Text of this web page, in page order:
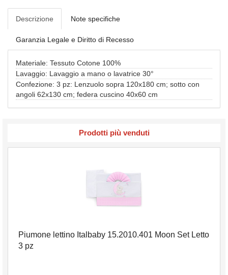
Descrizione Note specifiche
Garanzia Legale e Diritto di Recesso
Materiale: Tessuto Cotone 100%
Lavaggio: Lavaggio a mano o lavatrice 30°
Confezione: 3 pz: Lenzuolo sopra 120x180 cm; sotto con
angoli 62x130 cm; federa cuscino 40x60 cm
Prodotti più venduti
Piumone lettino Italbaby 15.2010.401 Moon Set Letto
3 pz